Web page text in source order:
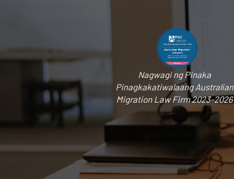
Nagwagi ng Pinaka
Pinagkakatiwalaang Australian
Migration Law Firm 2023-2026